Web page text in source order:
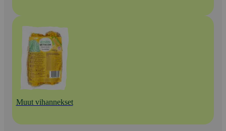
Muut vihannekset